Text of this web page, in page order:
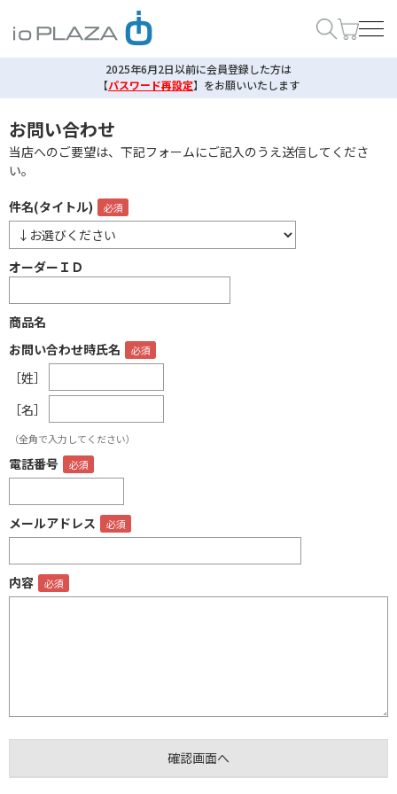
2025年6月2日以前に会員登録した方は
【パスワード再設定】 をお願いいたします
お問い合わせ
当店へのご要望は、下記フォームにご記入のうえ送信してくださ
い。
件名(タイトル)
オーダーＩＤ
商品名
お問い合わせ時氏名
［姓］
［名］
（全角で入力してください）
電話番号
メールアドレス
内容